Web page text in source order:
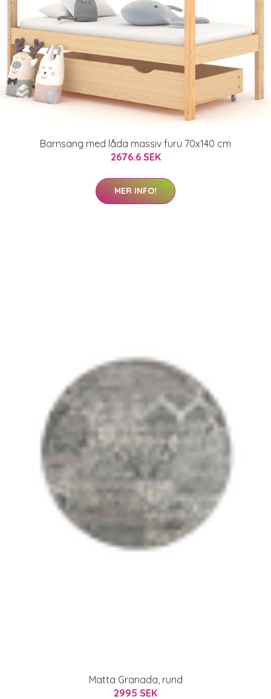
Barnsäng med låda massiv furu 70x140 cm
2676.6 SEK
MER INFO!
Matta Granada, rund
2995 SEK